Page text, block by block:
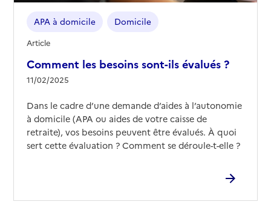
Comment les besoins sont-ils évalués ?
11/02/2025
APA à domicile Domicile
Article
Dans le cadre d’une demande d’aides à l’autonomie
à domicile (APA ou aides de votre caisse de
retraite), vos besoins peuvent être évalués. À quoi
sert cette évaluation ? Comment se déroule-t-elle ?